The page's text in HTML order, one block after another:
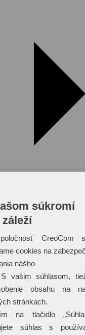
predmety s
súkromí
CreoCom
cookies na
nášho
vašim súhlasom,
obsahu na
stránkach.
na tlačidlo
súhlas s